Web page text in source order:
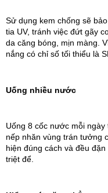
Sử dụng kem chống sẽ
tia UV, tránh việc đứt gãy
da căng bóng, mịn màng.
nắng có chỉ số tối thiểu là
Uống nhiều nước
Uống 8 cốc nước mỗi
nếp nhăn vùng trán tưởng
hiện đúng cách và đều
triệt để.